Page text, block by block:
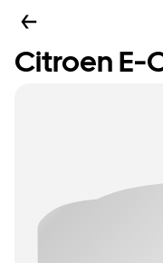
Citroen E-